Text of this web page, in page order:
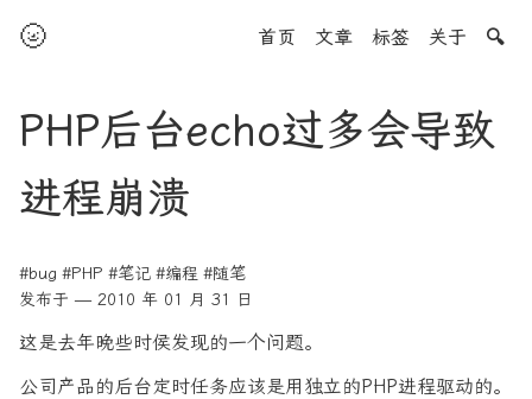
🌝 首页 文章 标签 关于 🔍
PHP后台echo过多会导致
进程崩溃
#bug #PHP #笔记 #编程 #随笔
发布于 — 2010 年 01 月 31 日
这是去年晚些时侯发现的一个问题。
公司产品的后台定时任务应该是用独立的PHP进程驱动的。